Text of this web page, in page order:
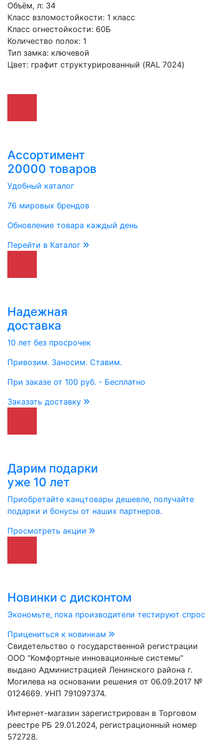
Объём, л: 34
Класс взломостойкости: 1 класс
Класс огнестойкости: 60Б
Количество полок: 1
Тип замка: ключевой
Цвет: графит структурированный (RAL 7024)
Ассортимент
20000 товаров
Удобный каталог
76 мировых брендов
Обновление товара каждый день
Перейти в Каталог
Надежная
доставка
10 лет без просрочек
Привозим. Заносим. Ставим.
При заказе от 100 руб. - Бесплатно
Заказать доставку
Дарим подарки
уже 10 лет
Приобретайте канцтовары дешевле, получайте
подарки и бонусы от наших партнеров.
Просмотреть акции
Новинки с дисконтом
Экономьте, пока производители тестируют спрос
Прицениться к новинкам
Свидетельство о государственной регистрации
ООО "Комфортные инновационные системы"
выдано Администрацией Ленинского района г.
Могилева на основании решения от 06.09.2017 №
0124669. УНП 791097374.
Интернет-магазин зарегистрирован в Торговом
реестре РБ 29.01.2024, регистрационный номер
572728.